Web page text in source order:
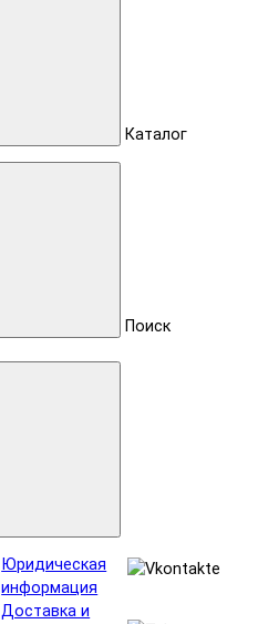
Каталог
Поиск
Юридическая
информация
Доставка и